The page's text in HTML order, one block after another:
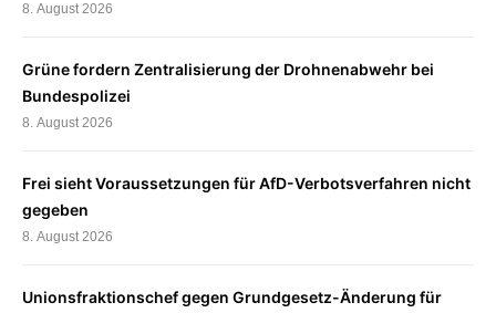
8. August 2026
Grüne fordern Zentralisierung der Drohnenabwehr bei
Bundespolizei
8. August 2026
Frei sieht Voraussetzungen für AfD-Verbotsverfahren nicht
gegeben
8. August 2026
Unionsfraktionschef gegen Grundgesetz-Änderung für